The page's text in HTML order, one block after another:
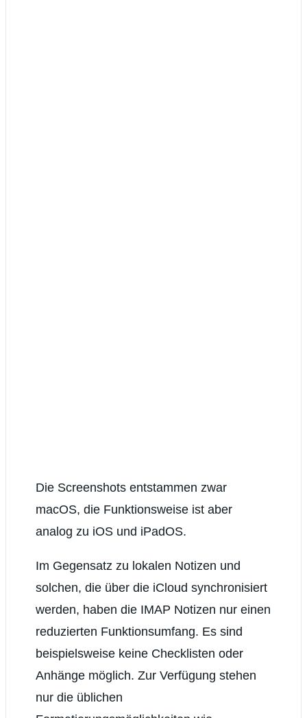
Die Screenshots entstammen zwar
macOS, die Funktionsweise ist aber
analog zu iOS und iPadOS.
Im Gegensatz zu lokalen Notizen und
solchen, die über die iCloud synchronisiert
werden, haben die IMAP Notizen nur einen
reduzierten Funktionsumfang. Es sind
beispielsweise keine Checklisten oder
Anhänge möglich. Zur Verfügung stehen
nur die üblichen